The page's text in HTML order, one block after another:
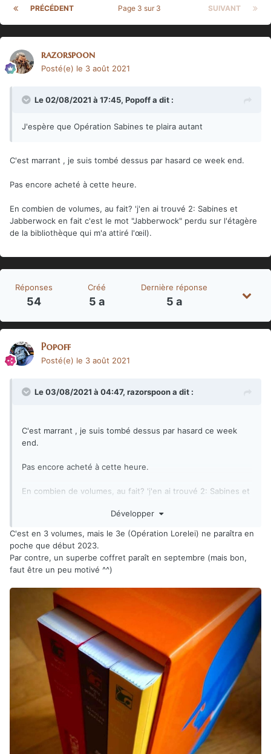
PRÉCÉDENT SUIVANT
Page 3 sur 3
razorspoon
Posté(e) le 3 août 2021
Le 02/08/2021 à 17:45, Popoffa dit :
J'espère que Opération Sabines te plaira autant
C'est marrant , je suis tombé dessus par hasard ce week end.
Pas encore acheté à cette heure.
En combien de volumes, au fait? 'j'en ai trouvé 2: Sabines et
Jabberwock en fait c'est le mot "Jabberwock" perdu sur l'étagère
de la bibliothèque qui m'a attiré l'œil).
Réponses
54
Créé
5 a
Dernière réponse
5 a
Popoff
Posté(e) le 3 août 2021
Le 03/08/2021 à 04:47, razorspoona dit :
C'est marrant , je suis tombé dessus par hasard ce week
end.
Pas encore acheté à cette heure.
En combien de volumes, au fait? 'j'en ai trouvé 2: Sabines et
l'étagère de la bibliothèque qui m'a attiré l'œil).
Développer
C'est en 3 volumes, mais le 3e (Opération Lorelei) ne paraîtra en
poche que début 2023.
Par contre, un superbe coffret paraît en septembre (mais bon,
faut être un peu motivé ^^)